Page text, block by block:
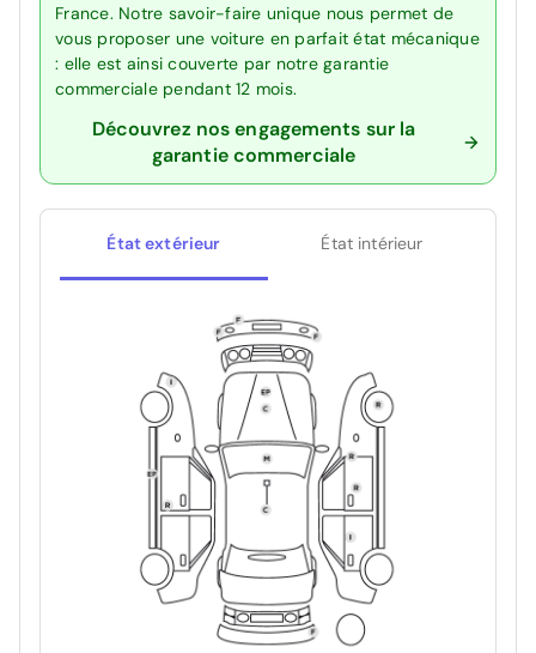
France. Notre savoir-faire unique nous permet de
vous proposer une voiture en parfait état mécanique
: elle est ainsi couverte par notre garantie
commerciale pendant 12 mois.
Découvrez nos engagements sur la
garantie commerciale
État extérieur État intérieur